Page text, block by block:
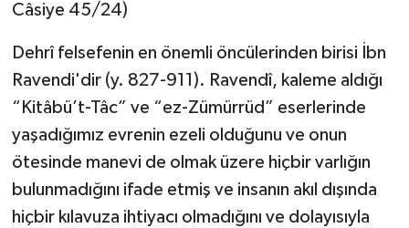
Câsiye 45/24)
Dehrî felsefenin en önemli öncülerinden birisi İbn
Ravendi'dir (y. 827-911). Ravendî, kaleme aldığı
“Kitâbü’t-Tâc” ve “ez-Zümürrüd” eserlerinde
yaşadığımız evrenin ezeli olduğunu ve onun
ötesinde manevi de olmak üzere hiçbir varlığın
bulunmadığını ifade etmiş ve insanın akıl dışında
hiçbir kılavuza ihtiyacı olmadığını ve dolayısıyla